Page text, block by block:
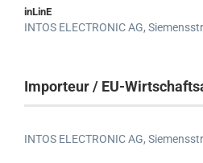
inLinE
INTOS ELECTRONIC AG,
Importeur / EU-
INTOS ELECTRONIC AG,